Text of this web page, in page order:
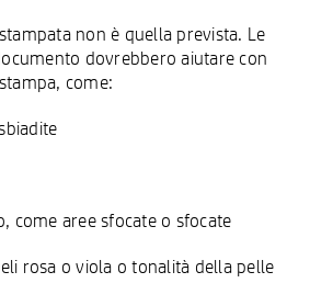
non è quella prevista. Le
dovrebbero aiutare con
come:
come aree sfocate o sfocate
rosa o viola o tonalità della pelle